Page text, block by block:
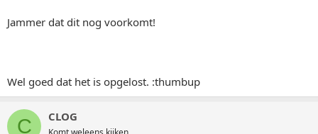
Jammer dat dit nog voorkomt!
Wel goed dat het is opgelost. :thumbup
C CLOG